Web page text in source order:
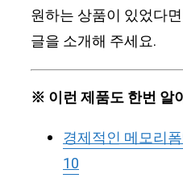
원하는 상품이 있었다
글을 소개해 주세요.
※ 이런 제품도 한번 알
경제적인 메모리
10